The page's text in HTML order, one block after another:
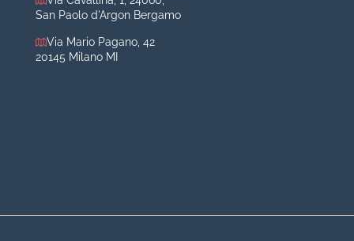
Aumento labbra
Filler
San Paolo d'Argon Bergamo
Via Mario Pagano, 42
20145 Milano MI